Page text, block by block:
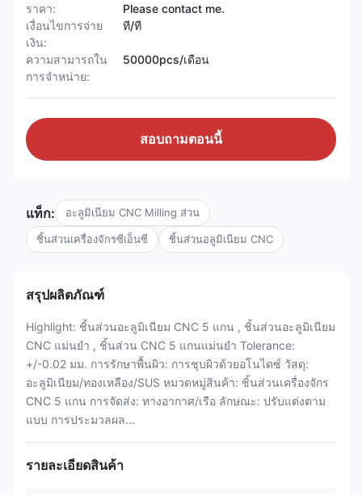
ราคา:
Please contact me.
เงื่อนไขการจ่าย
เงิน:
ที/ที
ความสามารถใน
การจําหน่าย:
50000pcs/เดือน
สอบถามตอนนี้
แท็ก: อะลูมิเนียม CNC Milling ส่วน
ชิ้นส่วนเครื่องจักรซีเอ็นซี ชิ้นส่วนอลูมิเนียม CNC
สรุปผลิตภัณฑ์
Highlight: ชิ้นส่วนอะลูมิเนียม CNC 5 แกน , ชิ้นส่วนอะลูมิเนียม
CNC แม่นยำ , ชิ้นส่วน CNC 5 แกนแม่นยำ Tolerance:
+/-0.02 มม. การรักษาพื้นผิว: การชุบผิวด้วยอโนไดซ์ วัสดุ:
อะลูมิเนียม/ทองเหลือง/SUS หมวดหมู่สินค้า: ชิ้นส่วนเครื่องจักร
CNC 5 แกน การจัดส่ง: ทางอากาศ/เรือ ลักษณะ: ปรับแต่งตาม
แบบ การประมวลผล...
รายละเอียดสินค้า